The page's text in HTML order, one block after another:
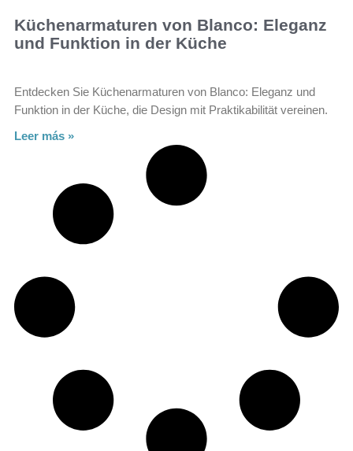
Küchenarmaturen von Blanco: Eleganz
und Funktion in der Küche
Entdecken Sie Küchenarmaturen von Blanco: Eleganz und
Funktion in der Küche, die Design mit Praktikabilität vereinen.
Leer más »